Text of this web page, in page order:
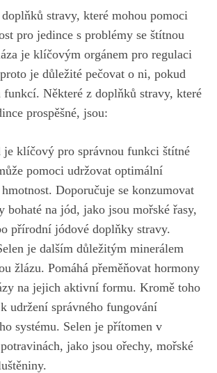
stravy, které mohou pomoci
pro jedince s problémy se štítnou
je klíčovým orgánem pro regulaci‍
je důležité pečovat⁣ o ni, pokud
funkcí. Některé z doplňků stravy, které
​prospěšné, jsou:
je klíčový pro správnou funkci štítné
pomoci udržovat optimální
Doporučuje se konzumovat
bohaté na jód, jako jsou mořské řasy,‌
přírodní jódové doplňky stravy.
je dalším důležitým minerálem
žlázu. Pomáhá⁤ přeměňovat hormony
na jejich aktivní formu. Kromě toho
udržení ‍správného fungování
systému. Selen je přítomen v
jako ‍jsou ořechy, mořské